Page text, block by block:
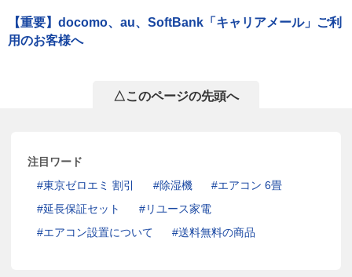
【重要】docomo、au、SoftBank「キャリアメール」ご利
用のお客様へ
△このページの先頭へ
注目ワード
東京ゼロエミ 割引
除湿機
エアコン 6畳
延長保証セット
リユース家電
エアコン設置について
送料無料の商品